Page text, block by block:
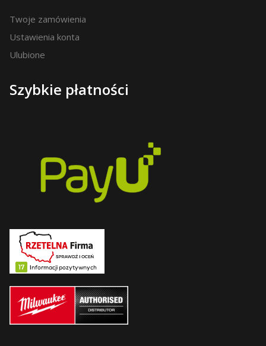
Twoje zamówienia
Ustawienia konta
Ulubione
Szybkie płatności